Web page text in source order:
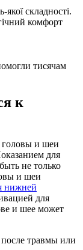
якої складності.
комфорт
к
головы и шеи
для
не только
и шеи
нижней
для
и шее может
травмы или